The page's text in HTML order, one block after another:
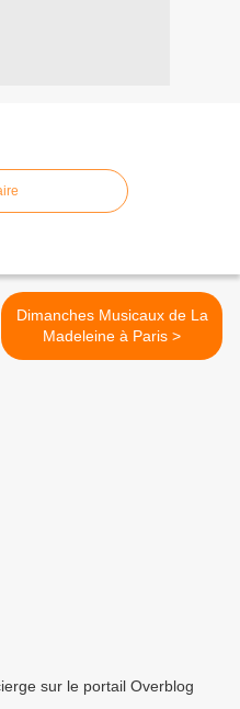
Dimanches Musicaux de La
Madeleine à Paris >
sur le portail Overblog